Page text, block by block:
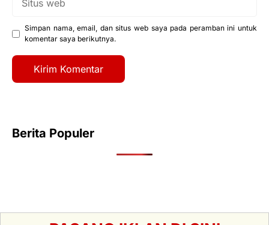
Simpan nama, email, dan situs web saya pada peramban ini untuk
komentar saya berikutnya.
Berita Populer